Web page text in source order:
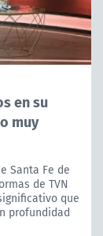
en su
muy
Santa Fe de
de TVN
que
profundidad